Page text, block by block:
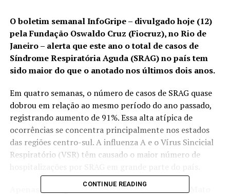
O boletim semanal InfoGripe – divulgado hoje (12)
pela Fundação Oswaldo Cruz (Fiocruz), no Rio de
Janeiro – alerta que este ano o total de casos de
Síndrome Respiratória Aguda (SRAG) no país tem
sido maior do que o anotado nos últimos dois anos.
Em quatro semanas, o número de casos de SRAG quase
dobrou em relação ao mesmo período do ano passado,
registrando aumento de 91%. Essa alta atípica de
ocorrências se concentra principalmente nos estados
das regiões centro-sul. A influenza A e o Vírus Sincicial
Respiratório (VSR) têm causado o maior número de
Apenas em alguns estados – Acre, Tocantins, Mato
CONTINUE READING